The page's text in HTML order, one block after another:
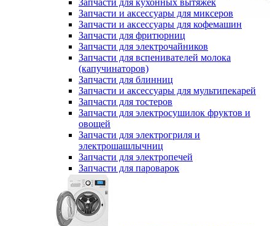
Запчасти для кухонных вытяжек
Запчасти и аксессуары для миксеров
Запчасти и аксессуары для кофемашин
Запчасти для фритюрниц
Запчасти для электрочайников
Запчасти для вспенивателей молока
(капучинаторов)
Запчасти для блинниц
Запчасти и аксессуары для мультипекарей
Запчасти для тостеров
Запчасти для электросушилок фруктов и
овощей
Запчасти для электрогриля и
электрошашлычниц
Запчасти для электропечей
Запчасти для пароварок